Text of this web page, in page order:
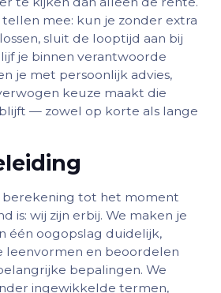
mee: kun je zonder extra
sluit de looptijd aan bij
je binnen verantwoorde
je met persoonlijk advies,
keuze maakt die
— zowel op korte als lange
berekening tot het moment
is: wij zijn erbij. We maken je
één oogopslag duidelijk,
leenvormen en beoordelen
bepalingen. We
ingewikkelde termen,